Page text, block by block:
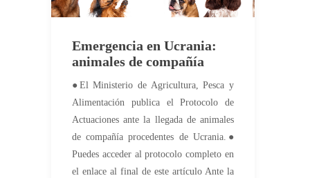
Emergencia en Ucrania:
animales de compañía
●El Ministerio de Agricultura, Pesca y
Alimentación publica el Protocolo de
Actuaciones ante la llegada de animales
de compañía procedentes de Ucrania.●
Puedes acceder al protocolo completo en
el enlace al final de este artículo Ante la